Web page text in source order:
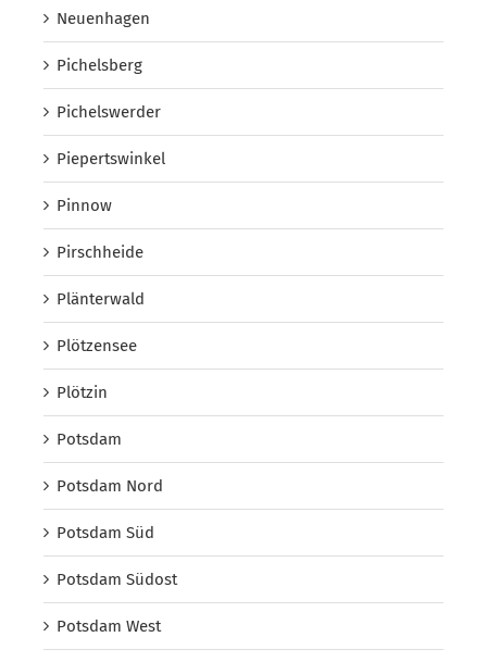
Neuenhagen
Pichelsberg
Pichelswerder
Piepertswinkel
Pinnow
Pirschheide
Plänterwald
Plötzensee
Plötzin
Potsdam
Potsdam Nord
Potsdam Süd
Potsdam Südost
Potsdam West